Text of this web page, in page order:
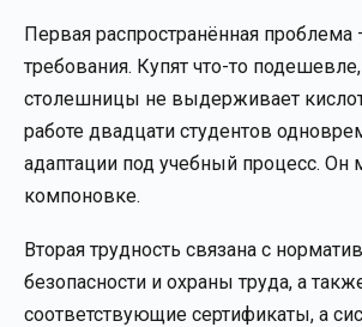
Первая распространённая проблема
требования. Купят что-то
столешницы не выдерживает
работе двадцати студентов
адаптации под учебный процесс.
компоновке.
Вторая трудность связана с
безопасности и охраны труда, а
соответствующие сертификаты, а